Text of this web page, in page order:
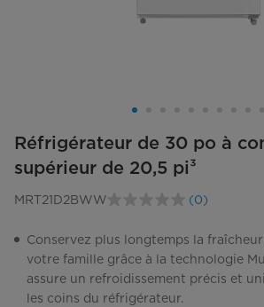
Réfrigérateur de 30 po à
supérieur de 20,5 pi³
MRT21D2BWW
Aucune
pour
ce
produit.
Lien
vers
(0)
Conservez plus longtemps la
votre famille grâce à la technologie
assure un refroidissement précis et
les coins du réfrigérateur.